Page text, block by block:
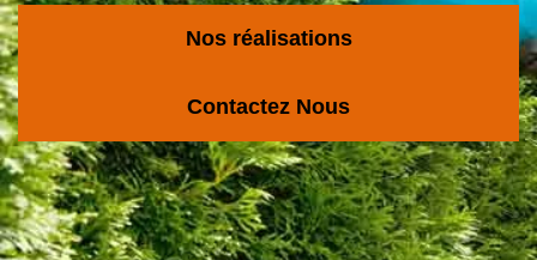
Nos réalisations
Contactez Nous